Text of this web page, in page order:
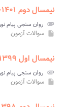
نیمسال دوم ۱۴۰۱-۱۴۰۰
attachment روان سنجی پیام
insert_drive_file سوالات آزمون
نیمسال اول ۱۳۹۹-۱۳۹۸
attachment روان سنجی پیام
insert_drive_file سوالات آزمون